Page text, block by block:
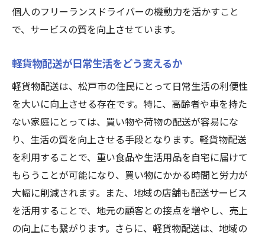
個人のフリーランスドライバーの機動力を活かすこと
で、サービスの質を向上させています。
軽貨物配送が日常生活をどう変えるか
軽貨物配送は、松戸市の住民にとって日常生活の利便性
を大いに向上させる存在です。特に、高齢者や車を持た
ない家庭にとっては、買い物や荷物の配送が容易にな
り、生活の質を向上させる手段となります。軽貨物配送
を利用することで、重い食品や生活用品を自宅に届けて
もらうことが可能になり、買い物にかかる時間と労力が
大幅に削減されます。また、地域の店舗も配送サービス
を活用することで、地元の顧客との接点を増やし、売上
の向上にも繋がります。さらに、軽貨物配送は、地域の